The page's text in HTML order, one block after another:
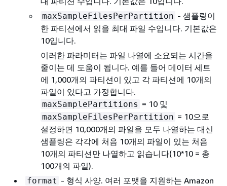
maxSampleFilesPerPartition - 샘플링이
한 파티션에서 읽을 최대 파일 수입니다. 기본값은
10입니다.
이러한 파라미터는 파일 나열에 소요되는 시간을
줄이는 데 도움이 됩니다. 예를 들어 데이터 세트
에 1,000개의 파티션이 있고 각 파티션에 10개의
파일이 있다고 가정합니다.
maxSamplePartitions = 10 및
maxSampleFilesPerPartition = 10으로
설정하면 10,000개의 파일을 모두 나열하는 대신
샘플링은 각각에 처음 10개의 파일이 있는 처음
10개의 파티션만 나열하고 읽습니다(10*10 = 총
100개의 파일).
format - 형식 사양. 여러 포맷을 지원하는 Amazon